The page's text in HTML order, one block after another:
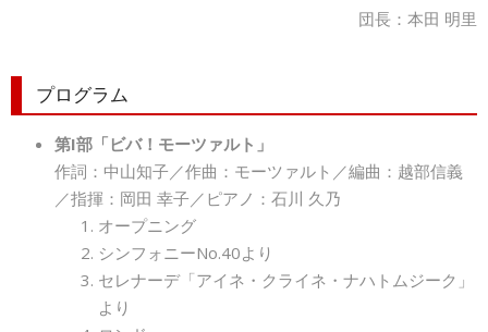
団長：本田 明里
プログラム
第I部「ビバ！モーツァルト」
作詞：中山知子／作曲：モーツァルト／編曲：越部信義
／指揮：岡田 幸子／ピアノ：石川 久乃
オープニング
シンフォニーNo.40より
セレナーデ「アイネ・クライネ・ナハトムジーク」
より